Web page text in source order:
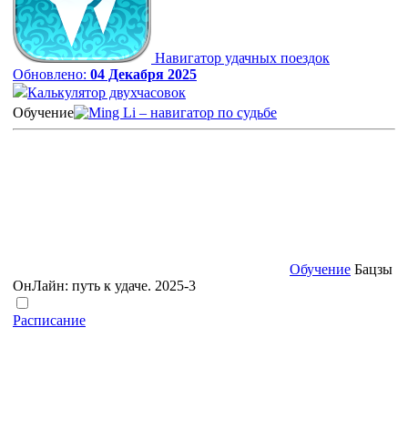
Навигатор удачных поездок
Обновлено: 04 Декабря 2025
Калькулятор двухчасовок
Обучение
Обучение Бацзы
ОнЛайн: путь к удаче. 2025-3
Расписание